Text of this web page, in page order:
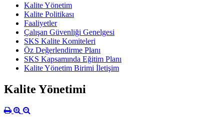
Kalite Yönetim
Kalite Politikası
Faaliyetler
Çalışan Güvenliği Genelgesi
SKS Kalite Komiteleri
Öz Değerlendirme Planı
SKS Kapsamında Eğitim Planı
Kalite Yönetim Birimi İletişim
Kalite Yönetimi